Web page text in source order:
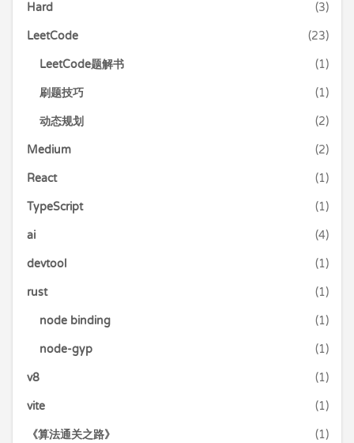
Hard (3)
LeetCode (23)
LeetCode题解书 (1)
刷题技巧 (1)
动态规划 (2)
Medium (2)
React (1)
TypeScript (1)
ai (4)
devtool (1)
rust (1)
node binding (1)
node-gyp (1)
v8 (1)
vite (1)
《算法通关之路》 (1)